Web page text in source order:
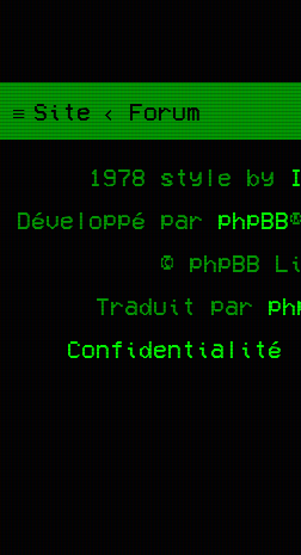
Site Forum
1978 style by
Développé par phpBB
© phpBB
Traduit par
Confidentialité